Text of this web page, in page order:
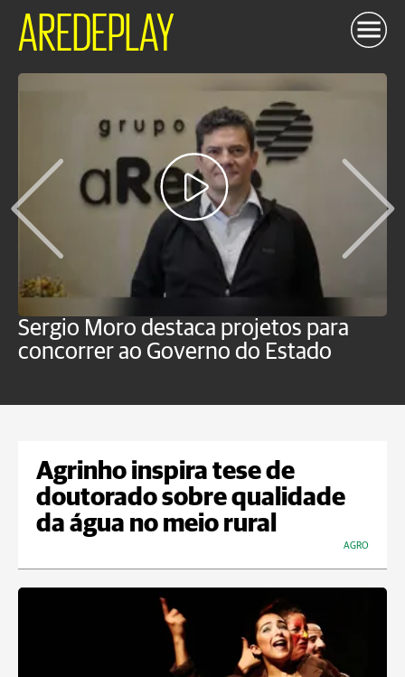
AREDEPLAY
Sergio Moro destaca projetos para
concorrer ao Governo do Estado
Agrinho inspira tese de
doutorado sobre qualidade
da água no meio rural
AGRO